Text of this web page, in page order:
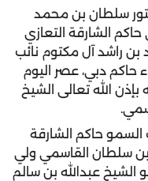
سلطان بن محمد
الشارقة التعازي
راشد آل مكتوم نائب
حاكم دبي، عصر اليوم
الله تعالى الشيخ
حاكم الشارقة
سلطان القاسمي ولي
الشيخ عبدالله بن سالم